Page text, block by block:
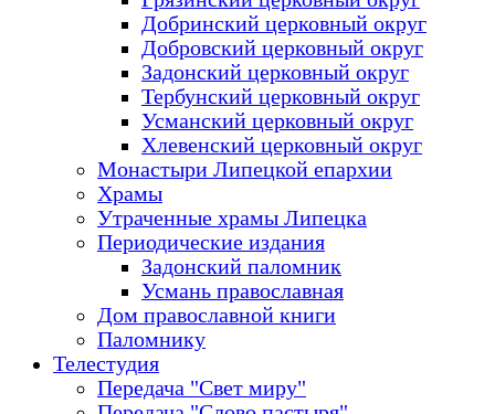
Добринский церковный округ
Добровский церковный округ
Задонский церковный округ
Тербунский церковный округ
Усманский церковный округ
Хлевенский церковный округ
Монастыри Липецкой епархии
Храмы
Утраченные храмы Липецка
Периодические издания
Задонский паломник
Усмань православная
Дом православной книги
Паломнику
Телестудия
Передача "Свет миру"